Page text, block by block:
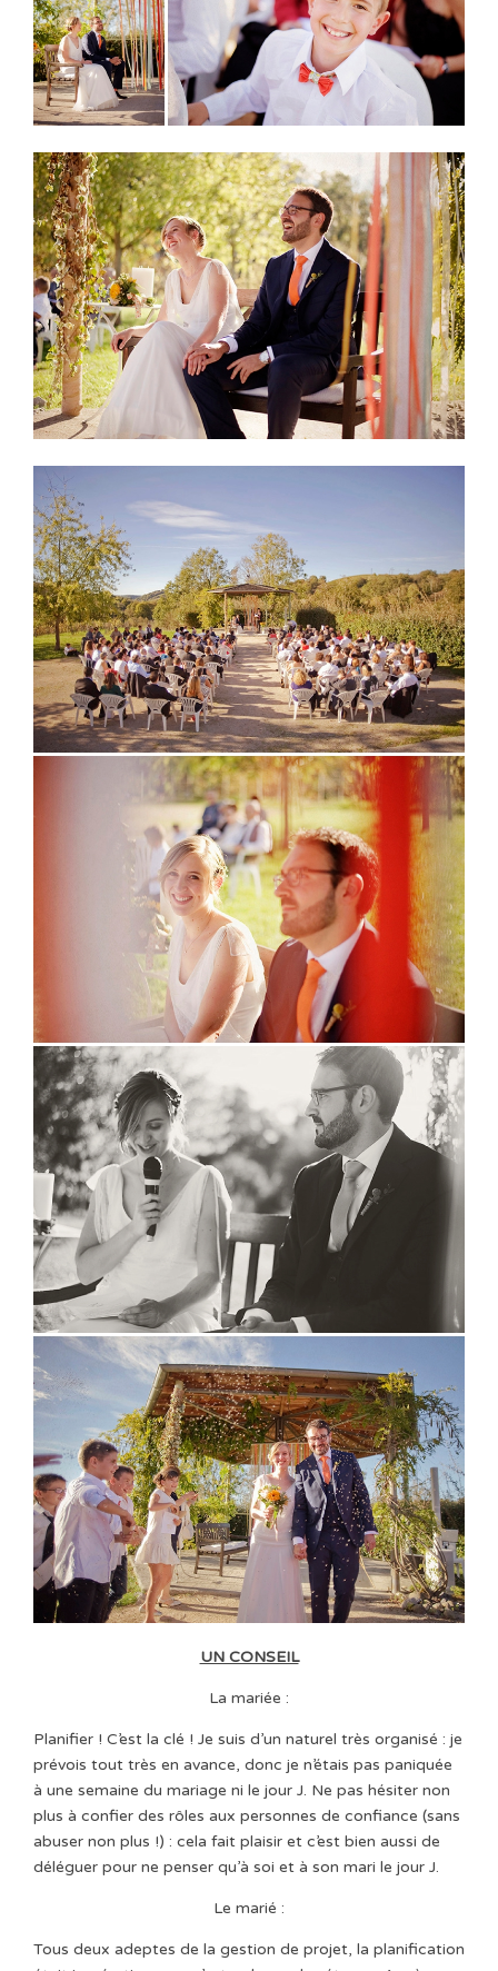
UN CONSEIL
La mariée :
Planifier ! C’est la clé ! Je suis d’un naturel très organisé : je
prévois tout très en avance, donc je n’étais pas paniquée
à une semaine du mariage ni le jour J. Ne pas hésiter non
plus à confier des rôles aux personnes de confiance (sans
abuser non plus !) : cela fait plaisir et c’est bien aussi de
déléguer pour ne penser qu’à soi et à son mari le jour J.
Le marié :
Tous deux adeptes de la gestion de projet, la planification